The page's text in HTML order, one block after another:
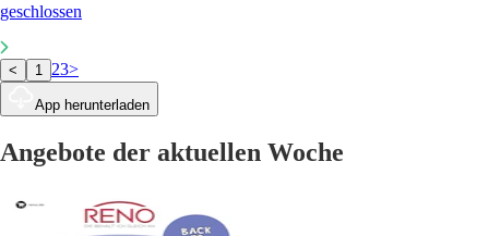
geschlossen
< 1 23>
App herunterladen
Angebote der aktuellen Woche